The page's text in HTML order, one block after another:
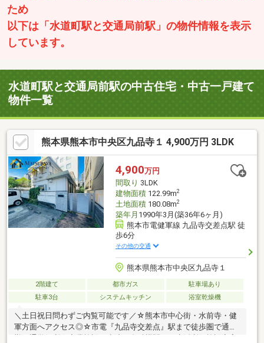
ため
以下は「水道町駅と交通局前駅」の物件情報を表示
しています。
水道町駅と交通局前駅の中古住宅・中古一戸建て
物件一覧
熊本県熊本市中央区九品寺１ 4,900万円 3LDK
4,900万円
間取り 3LDK
建物面積122.99m2
土地面積180.08m2
築年月 1990年3月(築36年6ヶ月)
熊本市電健軍線 九品寺交差点駅 徒
歩6分
その他の交通
熊本県熊本市中央区九品寺１
2階建て 都市ガス
駐車場あり
駐車3台
システムキッチン 浴室乾燥機
＼土日祝日問わずご内覧可能です／☆熊本市中心街・水前寺・健
軍方面へアクセス◎☆市電『九品寺交差点』駅まで徒歩圏で通
勤・通学便利☆商業施設・病院・金融機関など生活利便施設充実